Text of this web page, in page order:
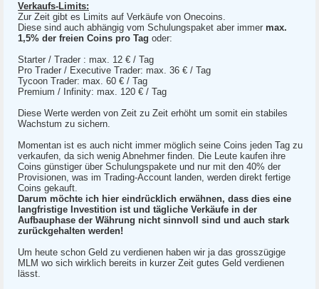
Verkaufs-Limits:
Zur Zeit gibt es Limits auf Verkäufe von Onecoins.
Diese sind auch abhängig vom Schulungspaket aber immer max.
1,5% der freien Coins pro Tag oder:
Starter / Trader : max. 12 € / Tag
Pro Trader / Executive Trader: max. 36 € / Tag
Tycoon Trader: max. 60 € / Tag
Premium / Infinity: max. 120 € / Tag
Diese Werte werden von Zeit zu Zeit erhöht um somit ein stabiles
Wachstum zu sichern.
Momentan ist es auch nicht immer möglich seine Coins jeden Tag zu
verkaufen, da sich wenig Abnehmer finden. Die Leute kaufen ihre
Coins günstiger über Schulungspakete und nur mit den 40% der
Provisionen, was im Trading-Account landen, werden direkt fertige
Coins gekauft.
Darum möchte ich hier eindrücklich erwähnen, dass dies eine
langfristige Investition ist und tägliche Verkäufe in der
Aufbauphase der Währung nicht sinnvoll sind und auch stark
zurückgehalten werden!
Um heute schon Geld zu verdienen haben wir ja das grosszügige
MLM wo sich wirklich bereits in kurzer Zeit gutes Geld verdienen
lässt.